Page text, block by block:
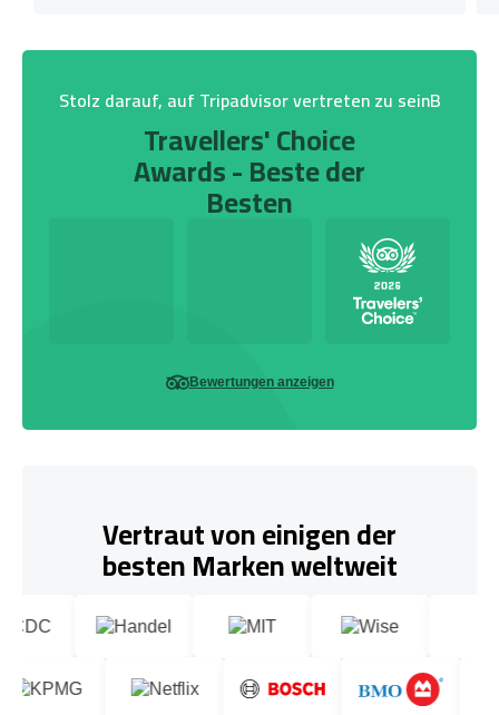
Stolz darauf, auf Tripadvisor vertreten zu seinB
Travellers' Choice
Awards - Beste der
Besten
Bewertungen anzeigen
Vertraut von einigen der
besten Marken weltweit